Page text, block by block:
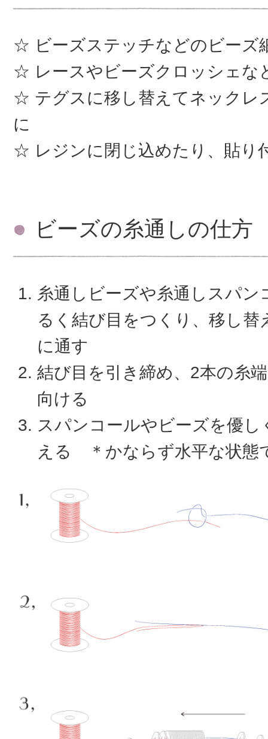
ビーズステッチなどのビーズ
レースやビーズクロッシェな
テグスに移し替えてネックレ
に
レジンに閉じ込めたり、貼り
ビーズの糸通しの仕方
糸通しビーズや糸通しスパン
るく結び目をつくり、移し替
に通す
結び目を引き締め、2本の糸
向ける
スパンコールやビーズを優し
える ＊かならず水平な状態